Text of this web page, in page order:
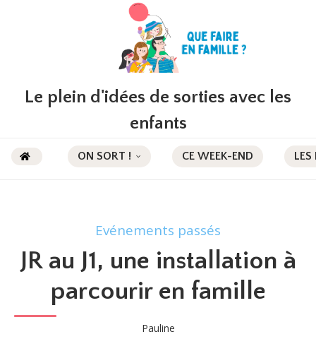
Le plein d'idées de sorties avec les
enfants
ON SORT ! CE WEEK-END LES
Evénements passés
JR au J1, une installation à
parcourir en famille
Pauline